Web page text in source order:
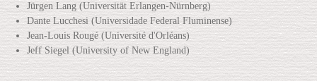
Jürgen Lang (Universität Erlangen-Nürnberg)
Dante Lucchesi (Universidade Federal Fluminense)
Jean-Louis Rougé (Université d'Orléans)
Jeff Siegel (University of New England)